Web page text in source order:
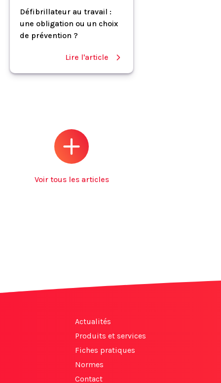
Défibrillateur au travail :
une obligation ou un choix
de prévention ?
Lire l'article
Voir tous les articles
Actualités
Produits et services
Fiches pratiques
Normes
Contact